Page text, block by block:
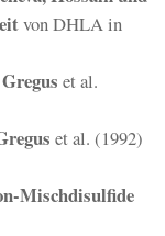
von DHLA in
Gregus et al.
et al. (1992)
Mischdisulfide